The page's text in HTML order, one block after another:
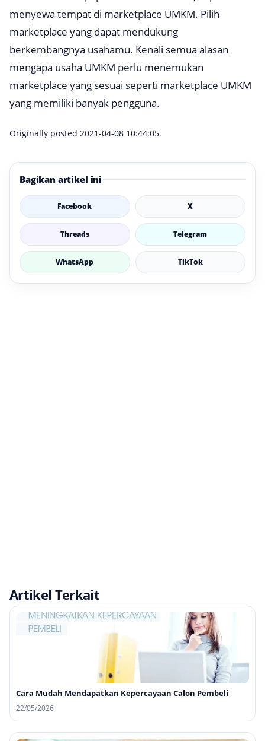
menyewa tempat di marketplace UMKM. Pilih
marketplace yang dapat mendukung
berkembangnya usahamu. Kenali semua alasan
mengapa usaha UMKM perlu menemukan
marketplace yang sesuai seperti marketplace UMKM
yang memiliki banyak pengguna.
Originally posted 2021-04-08 10:44:05.
Bagikan artikel ini
Facebook X
Threads Telegram
WhatsApp TikTok
Artikel Terkait
Cara Mudah Mendapatkan Kepercayaan Calon Pembeli
22/05/2026